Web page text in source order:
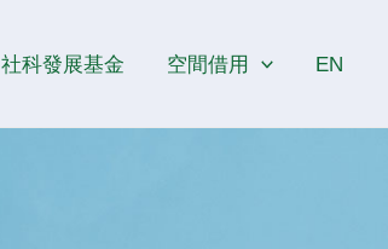
社科發展基金 空間借用 EN